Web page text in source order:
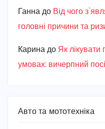
Ганна до Від чого
головні причини та
Карина до Як
умовах: вичерпний
Авто та мототехніка